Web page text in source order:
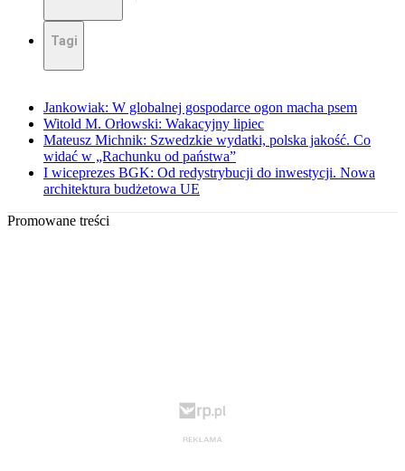
Tagi
Jankowiak: W globalnej gospodarce ogon macha psem
Witold M. Orłowski: Wakacyjny lipiec
Mateusz Michnik: Szwedzkie wydatki, polska jakość. Co
widać w „Rachunku od państwa”
I wiceprezes BGK: Od redystrybucji do inwestycji. Nowa
architektura budżetowa UE
Promowane treści